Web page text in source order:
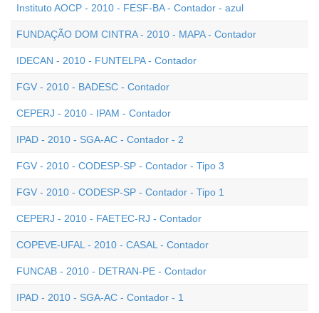
Instituto AOCP - 2010 - FESF-BA - Contador - azul
FUNDAÇÃO DOM CINTRA - 2010 - MAPA - Contador
IDECAN - 2010 - FUNTELPA - Contador
FGV - 2010 - BADESC - Contador
CEPERJ - 2010 - IPAM - Contador
IPAD - 2010 - SGA-AC - Contador - 2
FGV - 2010 - CODESP-SP - Contador - Tipo 3
FGV - 2010 - CODESP-SP - Contador - Tipo 1
CEPERJ - 2010 - FAETEC-RJ - Contador
COPEVE-UFAL - 2010 - CASAL - Contador
FUNCAB - 2010 - DETRAN-PE - Contador
IPAD - 2010 - SGA-AC - Contador - 1